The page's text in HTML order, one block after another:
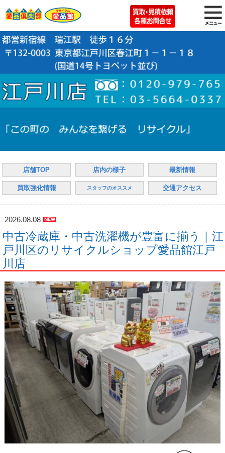
店舗TOP 店内の様子 最新情報
買取強化情報 スタッフのオススメ 交通アクセス
2026.08.08
中古冷蔵庫・中古洗濯機が豊富に揃う｜江
戸川区のリサイクルショップ愛品館江戸
川店